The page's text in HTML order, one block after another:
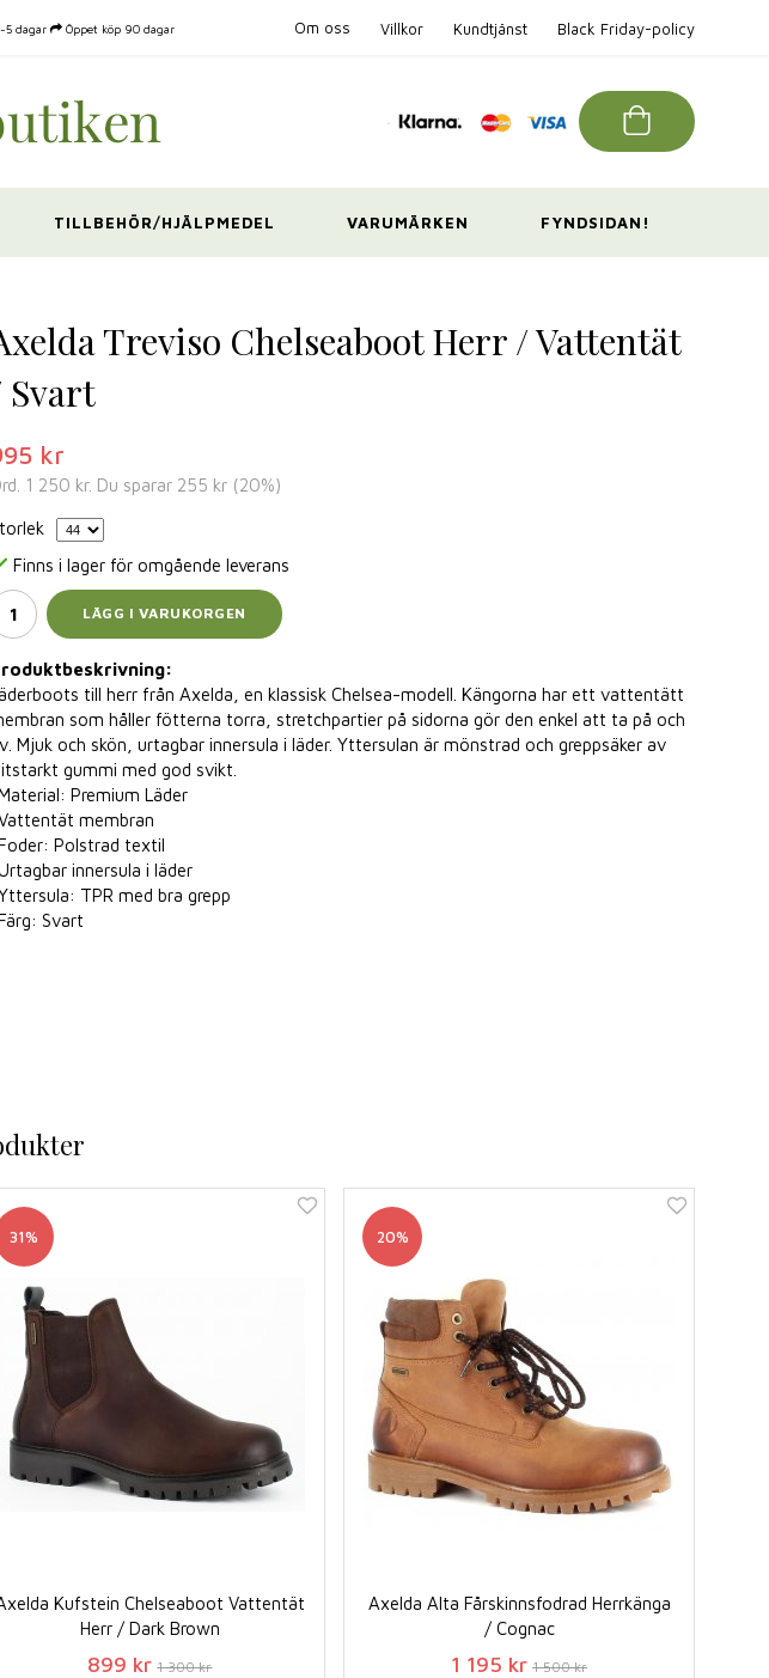
5 dagar Öppet köp 90 dagar Om oss Villkor Kundtjänst Black Friday-policy
TILLBEHÖR/HJÄLPMEDEL VARUMÄRKEN FYNDSIDAN!
Treviso Chelseaboot Herr / Vattentät
Svart
kr
1 250 kr. Du sparar 255 kr (20%)
Finns i lager för omgående leverans
LÄGG I VARUKORGEN
till herr från Axelda, en klassisk Chelsea-modell. Kängorna har ett vattentätt
som håller fötterna torra, stretchpartier på sidorna gör den enkel att ta på och
Mjuk och skön, urtagbar innersula i läder. Yttersulan är mönstrad och greppsäker av
gummi med god svikt.
Premium Läder
membran
Polstrad textil
innersula i läder
TPR med bra grepp
Svart
31%
Kufstein Chelseaboot Vattentät
Herr / Dark Brown
899 kr 1 300 kr
20%
Axelda Alta Fårskinnsfodrad Herrkänga
/ Cognac
1 195 kr 1 500 kr